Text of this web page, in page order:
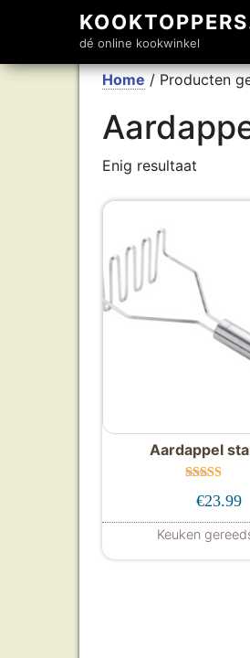
dé online kookwinkel
Home / Producten
Enig resultaat
Aardappel
d
uit 5
€23.99
Keuken